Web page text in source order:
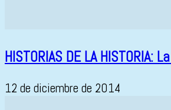
HISTORIAS DE LA HISTORIA:
12 de diciembre de 2014